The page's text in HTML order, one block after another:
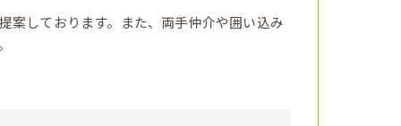
案しております。また、両手仲介や囲い込み